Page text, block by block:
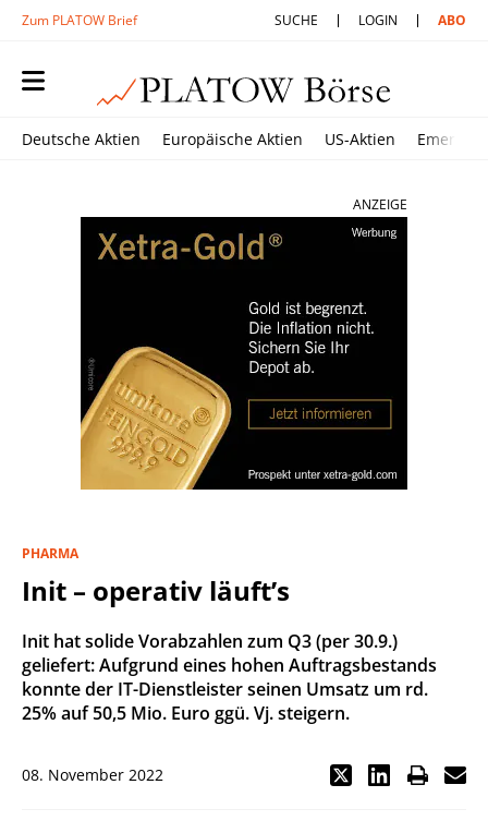
Zum PLATOW Brief SUCHE LOGIN ABO
Deutsche Aktien Europäische Aktien US-Aktien
ANZEIGE
PHARMA
Init – operativ läuft’s
Init hat solide Vorabzahlen zum Q3 (per 30.9.)
geliefert: Aufgrund eines hohen Auftragsbestands
konnte der IT-Dienstleister seinen Umsatz um rd.
25% auf 50,5 Mio. Euro ggü. Vj. steigern.
08. November 2022